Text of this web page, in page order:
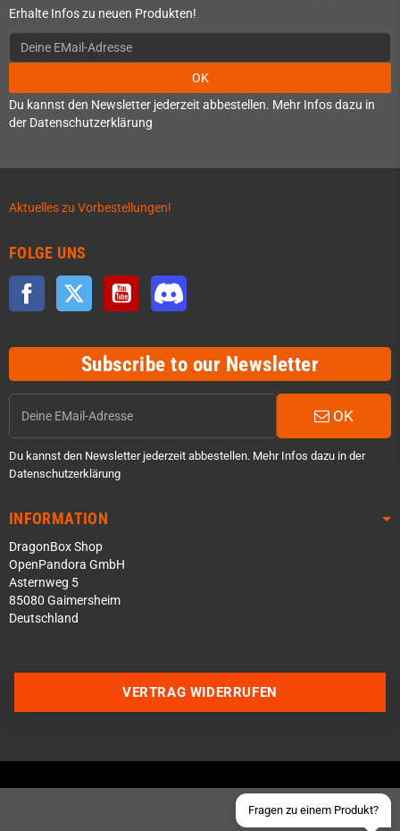
Erhalte Infos zu neuen Produkten!
OK
Du kannst den Newsletter jederzeit abbestellen. Mehr Infos dazu in
der Datenschutzerklärung
Aktuelles zu Vorbestellungen!
FOLGE UNS
Facebook Twitter YouTube
Subscribe to our Newsletter
OK
Du kannst den Newsletter jederzeit abbestellen. Mehr Infos dazu in der
Datenschutzerklärung
INFORMATION
DragonBox Shop
OpenPandora GmbH
Asternweg 5
85080 Gaimersheim
Deutschland
Fragen zu einem Produkt?
Schick uns eine eMail
VERTRAG WIDERRUFEN